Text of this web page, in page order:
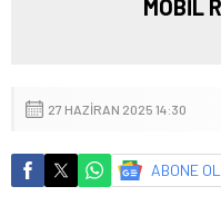
MOBİL
27 HAZIRAN 2025 14:30
ABONE OL